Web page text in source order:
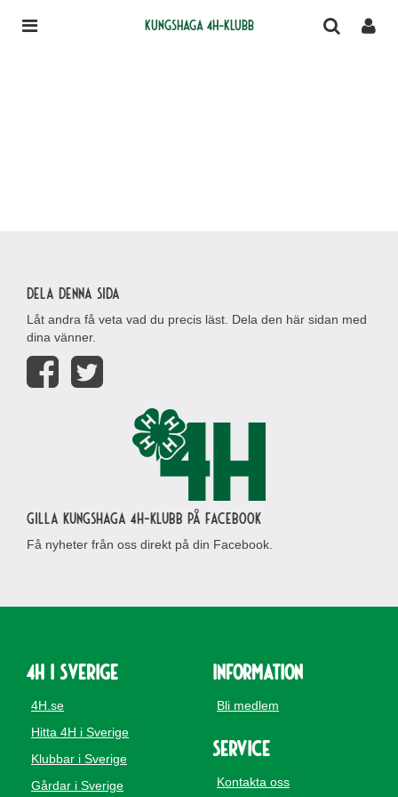
Kungshaga 4H-klubb
Dela denna sida
Låt andra få veta vad du precis läst. Dela den här sidan med
dina vänner.
Gilla Kungshaga 4H-klubb på Facebook
Få nyheter från oss direkt på din Facebook.
4H i Sverige
4H.se
Hitta 4H i Sverige
Klubbar i Sverige
Gårdar i Sverige
Information
Bli medlem
Service
Kontakta oss